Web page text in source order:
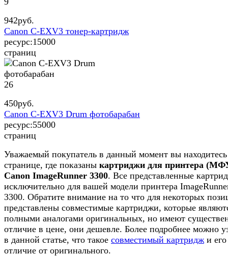
942руб.
Canon C-EXV3 тонер-картридж
ресурс:15000
страниц
26
450руб.
Canon C-EXV3 Drum фотобарабан
ресурс:55000
страниц
Уважаемый покупатель в данный момент вы
странице, где показаны картриджи для принтера
Canon ImageRunner 3300. Все представленные
исключительно для вашей модели принтера
3300. Обратите внимание на то что для некоторых
представлены совместимые картриджи, которые
полными аналогами оригинальных, но имеют
отличие в цене, они дешевле. Более подробнее можно
в данной статье, что такое совместимый картридж и его
отличие от оригинального.